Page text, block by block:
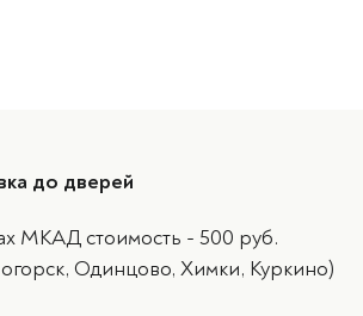
до дверей
МКАД стоимость - 500 руб.
Одинцово, Химки, Куркино)